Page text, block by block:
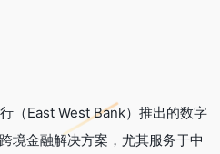
（East West Bank）推出的数字
境金融解决方案，尤其服务于中